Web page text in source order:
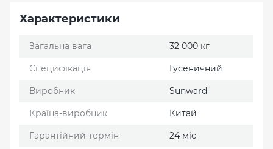
Характеристики
Загальна вага 32 000 кг
Специфікація Гусеничний
Виробник Sunward
Країна-виробник Китай
Гарантійний термін 24 міс